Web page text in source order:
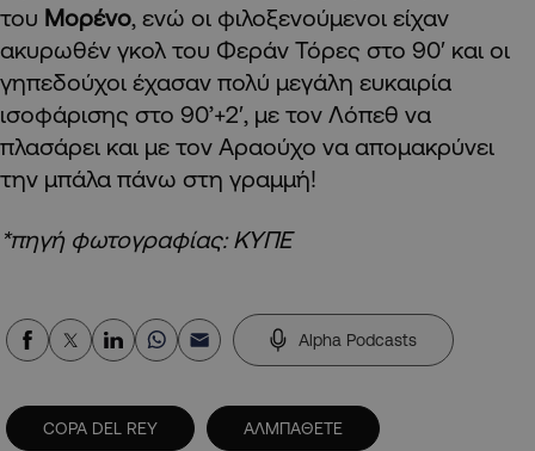
του Μορένο, ενώ οι φιλοξενούμενοι είχαν
ακυρωθέν γκολ του Φεράν Τόρες στο 90′ και οι
γηπεδούχοι έχασαν πολύ μεγάλη ευκαιρία
ισοφάρισης στο 90’+2′, με τον Λόπεθ να
πλασάρει και με τον Αραούχο να απομακρύνει
την μπάλα πάνω στη γραμμή!
*πηγή φωτογραφίας: ΚΥΠΕ
Alpha Podcasts
COPA DEL REY ΑΛΜΠΑΘΕΤΕ